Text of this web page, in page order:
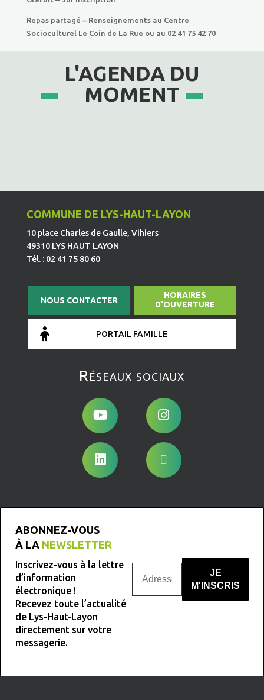
Repas partagé – Renseignements au Centre
Socioculturel Le Coin de La Rue ou au 02 41 75 42 70
L'AGENDA DU
MOMENT
COMMUNE DE LYS-HAUT-LAYON
10 place Charles de Gaulle, Vihiers
49310 LYS HAUT LAYON
Tél. : 02 41 75 80 60
NOUS CONTACTER
HORAIRES
D'OUVERTURE
PORTAIL FAMILLE
Réseaux sociaux
ABONNEZ-VOUS
À LA NEWSLETTER
Inscrivez-vous à la lettre
d’information
électronique !
Recevez toute l’actualité
de Lys-Haut-Layon
directement sur votre
messagerie.